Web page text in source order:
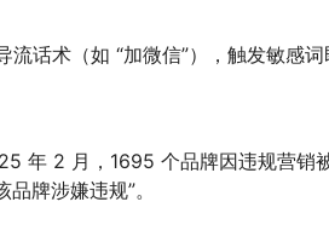
流话术（如 “加微信”），触发敏感词
年 2 月，1695 个品牌因违规营销
牌涉嫌违规”。